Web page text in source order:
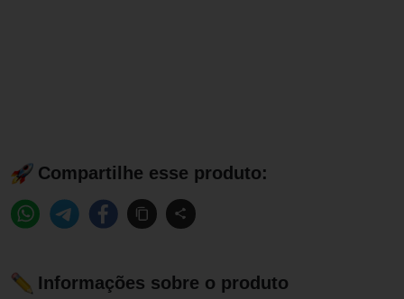
Compartilhe esse produto:
Informações sobre o produto